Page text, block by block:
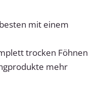
mit einem
trocken Föhnen
mehr